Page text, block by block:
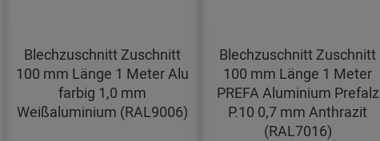
Blechzuschnitt Zuschnitt
100 mm Länge 1 Meter Alu
farbig 1,0 mm
Weißaluminium (RAL9006)
Blechzuschnitt Zuschnitt
100 mm Länge 1 Meter
PREFA Aluminium Prefalz
P.10 0,7 mm Anthrazit
(RAL7016)